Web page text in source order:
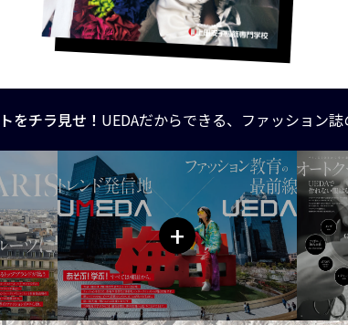
をチラ見せ！ UEDAだからできる、ファッション誌
+